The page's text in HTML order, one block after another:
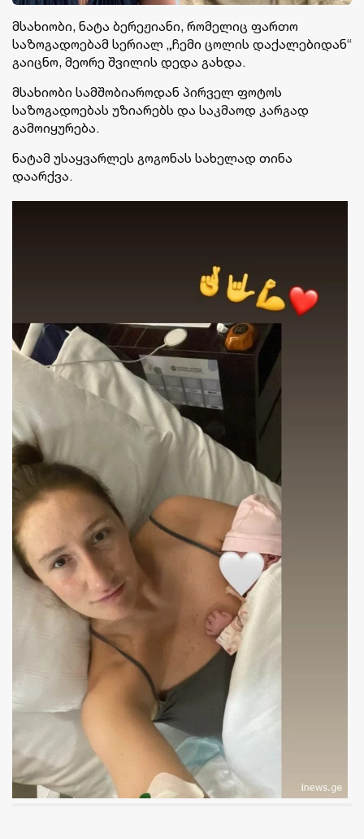
მსახიობი, ნატა ბერეჟიანი, რომელიც ფართო
საზოგადოებამ სერიალ „ჩემი ცოლის დაქალებიდან“
გაიცნო, მეორე შვილის დედა გახდა.
მსახიობი სამშობიაროდან პირველ ფოტოს
საზოგადოებას უზიარებს და საკმაოდ კარგად
გამოიყურება.
ნატამ უსაყვარლეს გოგონას სახელად თინა
დაარქვა.